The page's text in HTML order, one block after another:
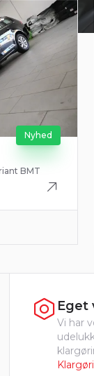
Nyhed
BMT
Eget
Vi har